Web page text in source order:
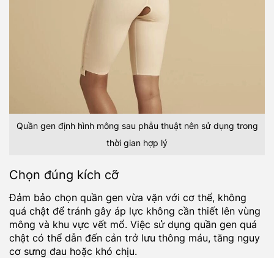
Quần gen định hình mông sau phẫu thuật nên sử dụng trong
thời gian hợp lý
Chọn đúng kích cỡ
Đảm bảo chọn quần gen vừa vặn với cơ thể, không
quá chật để tránh gây áp lực không cần thiết lên vùng
mông và khu vực vết mổ. Việc sử dụng quần gen quá
chật có thể dẫn đến cản trở lưu thông máu, tăng nguy
cơ sưng đau hoặc khó chịu.